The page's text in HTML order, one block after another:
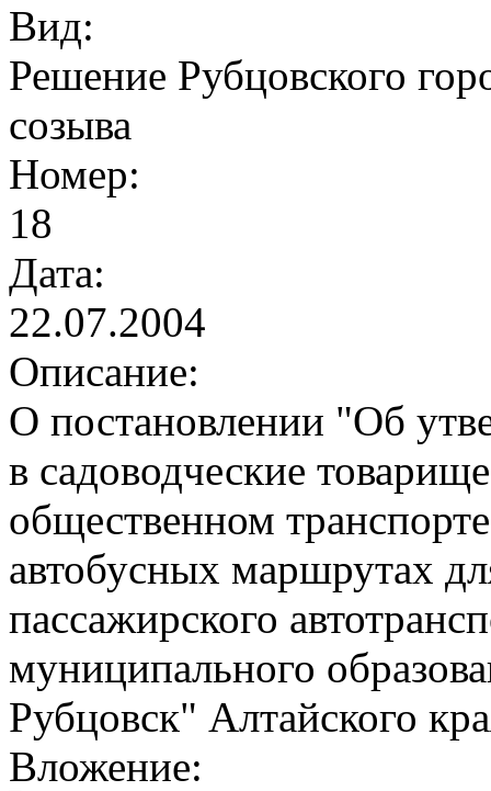
Вид:
Решение Рубцовского
созыва
Номер:
18
Дата:
22.07.2004
Описание:
О постановлении "Об
в садоводческие
общественном
автобусных маршрутах
пассажирского
муниципального
Рубцовск" Алтайского
Вложение: